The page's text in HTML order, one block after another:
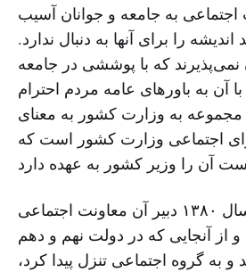
اجتماعی به جامعه و جوانان آسیب
را برای آنها به دنبال ندارد.
نمی‌پذیرند که با پوششی در جامعه
آن به باورهای عامه مردم احترام
مجموعه به وزارت کشور به معنای
اجتماعی وزارت کشور است که
براساس مصوبه سال ۱۳۸۰ دبیر آن معاونت اجتماعی
آنجایی که در دولت نهم و دهم
به گروه اجتماعی تنزل پیدا کرد،